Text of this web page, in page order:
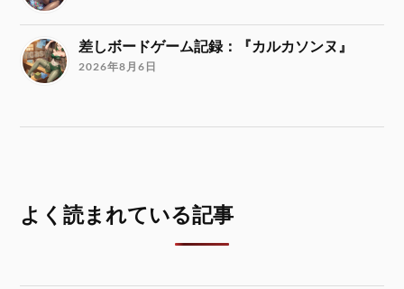
差しボードゲーム記録：『カルカソンヌ』
2026年8月6日
よく読まれている記事